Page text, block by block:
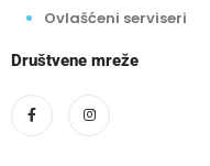
Ovlašćeni serviseri
Društvene mreže